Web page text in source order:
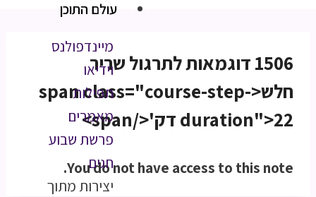
עולם התוכן
מיינדפולנס
וידיאו
תפילות
מאמרים
פרשת שבוע
חגים
יצירות מתוך
1506 דוגמאות לתרגול שריר
חלש<span class="course-step-
duration">22 דק'</span>
You do not have access to this note.